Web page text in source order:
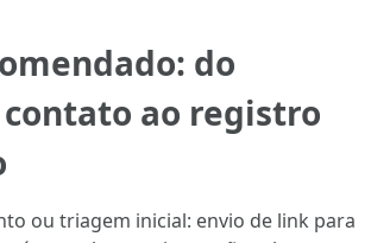
do
ao registro
ou triagem inicial: envio de link para